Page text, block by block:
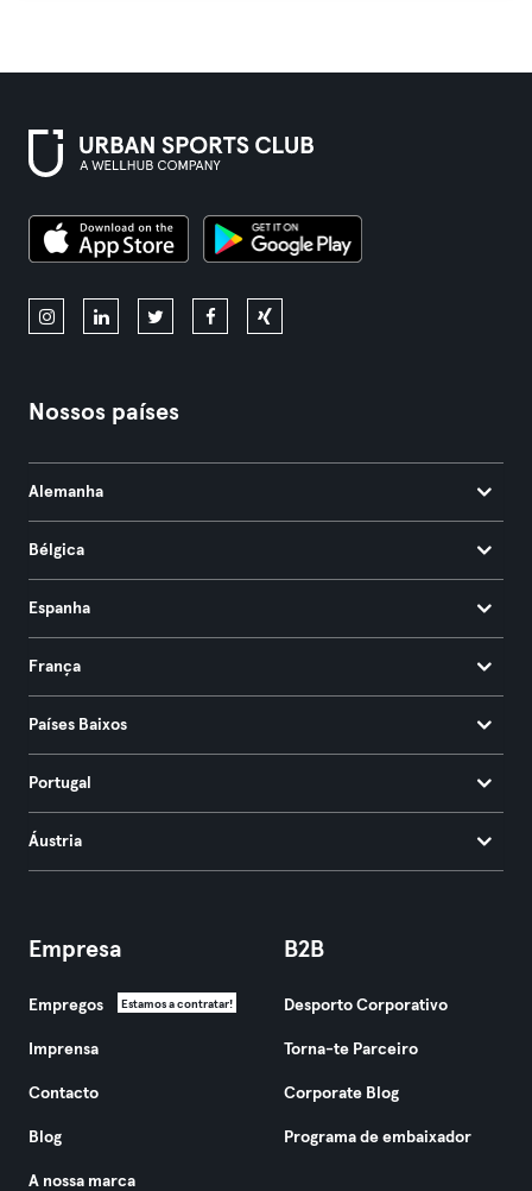
Nossos países
Alemanha
Bélgica
Espanha
França
Países Baixos
Portugal
Áustria
Empresa
Empregos Estamos a contratar!
Imprensa
Contacto
Blog
A nossa marca
B2B
Desporto Corporativo
Torna-te Parceiro
Corporate Blog
Programa de embaixador